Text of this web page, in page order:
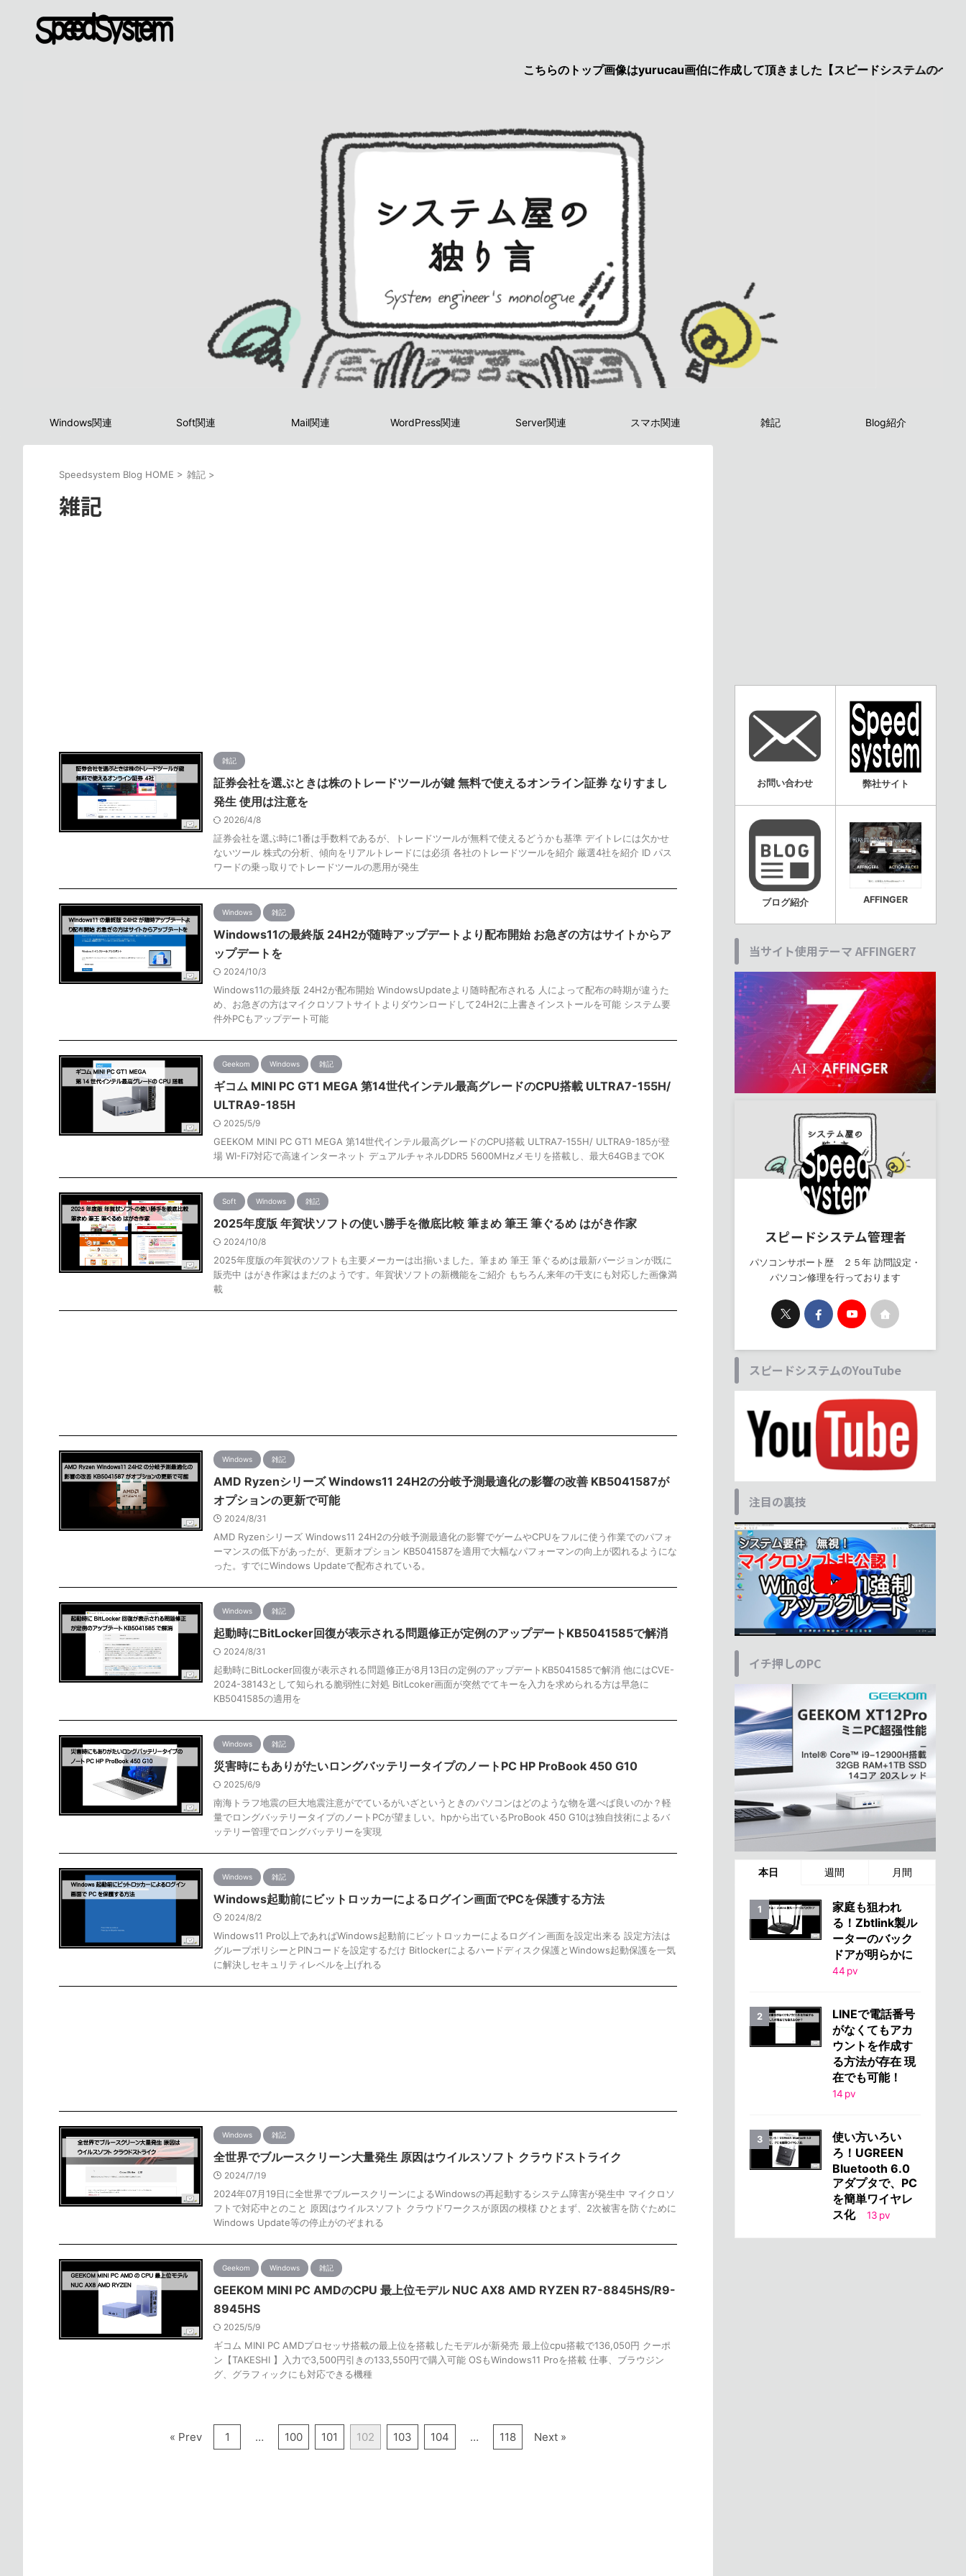
こちらのトップ画像はyurucau画伯に作成して頂きました【スピードシステムのページを
Windows関連 Soft関連 Mail関連 WordPress関連 Server関連 スマホ関連 雑記 Blog紹介
Speedsystem Blog HOME > 雑記 >
雑記
雑記
証券会社を選ぶときは株のトレードツールが鍵 無料で使えるオンライン証券 なりすまし
発生 使用は注意を
2026/4/8
証券会社を選ぶ時に1番は手数料であるが、トレードツールが無料で使えるどうかも基準 デイトレには欠かせ
ないツール 株式の分析、傾向をリアルトレードには必須 各社のトレードツールを紹介 厳選4社を紹介 ID パス
ワードの乗っ取りでトレードツールの悪用が発生
Windows 雑記
Windows11の最終版 24H2が随時アップデートより配布開始 お急ぎの方はサイトからア
ップデートを
2024/10/3
Windows11の最終版 24H2が配布開始 WindowsUpdateより随時配布される 人によって配布の時期が違うた
め、お急ぎの方はマイクロソフトサイトよりダウンロードして24H2に上書きインストールを可能 システム要
件外PCもアップデート可能
Geekom Windows 雑記
ギコム MINI PC GT1 MEGA 第14世代インテル最高グレードのCPU搭載 ULTRA7-155H/
ULTRA9-185H
2025/5/9
GEEKOM MINI PC GT1 MEGA 第14世代インテル最高グレードのCPU搭載 ULTRA7-155H/ ULTRA9-185が登
場 WI-Fi7対応で高速インターネット デュアルチャネルDDR5 5600MHzメモリを搭載し、最大64GBまでOK
Soft Windows 雑記
2025年度版 年賀状ソフトの使い勝手を徹底比較 筆まめ 筆王 筆ぐるめ はがき作家
2024/10/8
2025年度版の年賀状のソフトも主要メーカーは出揃いました。筆まめ 筆王 筆ぐるめは最新バージョンが既に
販売中 はがき作家はまだのようです。年賀状ソフトの新機能をご紹介 もちろん来年の干支にも対応した画像満
載
Windows 雑記
AMD Ryzenシリーズ Windows11 24H2の分岐予測最適化の影響の改善 KB5041587が
オプションの更新で可能
2024/8/31
AMD Ryzenシリーズ Windows11 24H2の分岐予測最適化の影響でゲームやCPUをフルに使う作業でのパフォ
ーマンスの低下があったが、更新オプション KB5041587を適用で大幅なパフォーマンの向上が図れるようにな
った。すでにWindows Updateで配布されている。
Windows 雑記
起動時にBitLocker回復が表示される問題修正が定例のアップデートKB5041585で解消
2024/8/31
起動時にBitLocker回復が表示される問題修正が8月13日の定例のアップデートKB5041585で解消 他にはCVE-
2024-38143として知られる脆弱性に対処 BitLcoker画面が突然でてキーを入力を求められる方は早急に
KB5041585の適用を
Windows 雑記
災害時にもありがたいロングバッテリータイプのノートPC HP ProBook 450 G10
2025/6/9
南海トラフ地震の巨大地震注意がでているがいざというときのパソコンはどのような物を選べば良いのか？軽
量でロングバッテリータイプのノートPCが望ましい。hpから出ているProBook 450 G10は独自技術によるバ
ッテリー管理でロングバッテリーを実現
Windows 雑記
Windows起動前にビットロッカーによるログイン画面でPCを保護する方法
2024/8/2
Windows11 Pro以上であればWindows起動前にビットロッカーによるログイン画面を設定出来る 設定方法は
グループポリシーとPINコードを設定するだけ Bitlockerによるハードディスク保護とWindows起動保護を一気
に解決しセキュリティレベルを上げれる
Windows 雑記
全世界でブルースクリーン大量発生 原因はウイルスソフト クラウドストライク
2024/7/19
2024年07月19日に全世界でブルースクリーンによるWindowsの再起動するシステム障害が発生中 マイクロソ
フトで対応中とのこと 原因はウイルスソフト クラウドワークスが原因の模様 ひとまず、2次被害を防ぐために
Windows Update等の停止がのぞまれる
Geekom Windows 雑記
GEEKOM MINI PC AMDのCPU 最上位モデル NUC AX8 AMD RYZEN R7-8845HS/R9-
8945HS
2025/5/9
ギコム MINI PC AMDプロセッサ搭載の最上位を搭載したモデルが新発売 最上位cpu搭載で136,050円 クーポ
ン【TAKESHI 】入力で3,500円引きの133,550円で購入可能 OSもWindows11 Proを搭載 仕事、ブラウジン
グ、グラフィックにも対応できる機種
« Prev 1 … 100 101 102 103 104 … 118 Next »
お問い合わせ 弊社サイト
ブログ紹介 AFFINGER
当サイト使用テーマ AFFINGER7
スピードシステム管理者
パソコンサポート歴 ２５年 訪問設定・
パソコン修理を行っております
スピードシステムのYouTube
注目の裏技
イチ押しのPC
本日 週間 月間
家庭も狙われ
る！Zbtlink製ル
ーターのバック
ドアが明らかに
44 pv
LINEで電話番号
がなくてもアカ
ウントを作成す
る方法が存在 現
在でも可能！
14 pv
使い方いろい
ろ！UGREEN
Bluetooth 6.0
アダプタで、PC
を簡単ワイヤレ
ス化
13 pv